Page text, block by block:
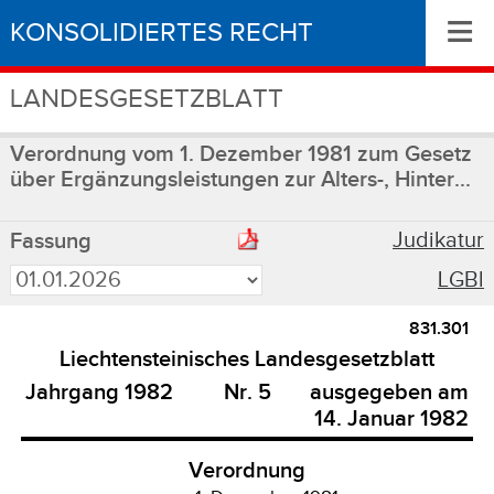
KONSOLIDIERTES RECHT
LANDESGESETZBLATT
≡
Verordnung vom 1. Dezember 1981 zum Gesetz
über Ergänzungsleistungen zur Alters-, Hinter...
Fassung
Judikatur
LGBl